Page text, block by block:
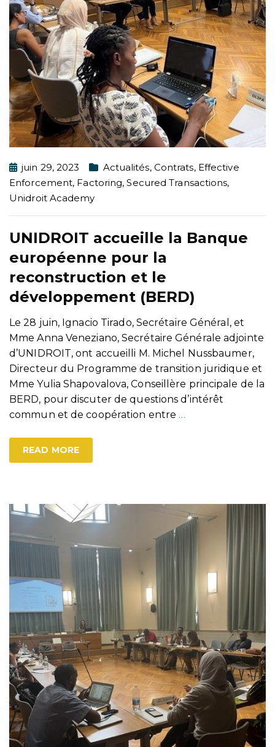
juin 29, 2023 Actualités, Contrats, Effective
Enforcement, Factoring,Secured Transactions,
Unidroit Academy
UNIDROIT accueille la Banque
européenne pour la
reconstruction et le
développement (BERD)
Le 28 juin, Ignacio Tirado, Secrétaire Général, et
Mme Anna Veneziano, Secrétaire Générale adjointe
d’UNIDROIT, ont accueilli M. Michel Nussbaumer,
Directeur du Programme de transition juridique et
Mme Yulia Shapovalova, Conseillère principale de la
BERD, pour discuter de questions d’intérêt
commun et de coopération entre …
READ MORE